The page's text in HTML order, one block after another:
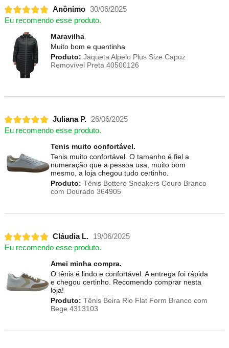
Anônimo 30/06/2025
Eu recomendo esse produto.
Maravilha
Muito bom e quentinha
Produto: Jaqueta Alpelo Plus Size Capuz
Removível Preta 40500126
Juliana P. 26/06/2025
Eu recomendo esse produto.
Tenis muito confortável.
Tenis muito confortável. O tamanho é fiel a
numeração que a pessoa usa, muito bom
mesmo, a loja chegou tudo certinho.
Produto: Tênis Bottero Sneakers Couro Branco
com Dourado 364905
Cláudia L.
19/06/2025
Eu recomendo esse produto.
Amei minha compra.
O tênis é lindo e confortável. A entrega foi rápida
e chegou certinho. Recomendo comprar nesta
loja!
Produto: Tênis Beira Rio Flat Form Branco com
Bege 4313103